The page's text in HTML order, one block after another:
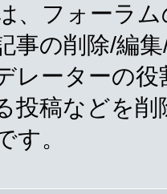
、フォーラ
事の削除/編
レーターの
投稿などを
す。